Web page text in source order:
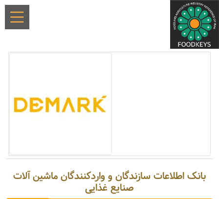
بانک اطلاعات سازندگان و واردکنندگان ماشین آلات
صنایع غذایی